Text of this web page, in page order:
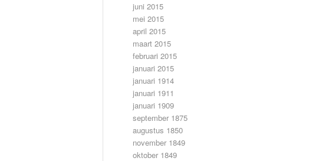
juni 2015
mei 2015
april 2015
maart 2015
februari 2015
januari 2015
januari 1914
januari 1911
januari 1909
september 1875
augustus 1850
november 1849
oktober 1849